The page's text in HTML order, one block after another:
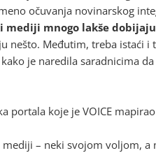
očuvanja novinarskog
mediji mnogo lakše
nešto. Međutim, treba istaći
je naredila saradnicima
portala koje je VOICE
– neki svojom voljom,